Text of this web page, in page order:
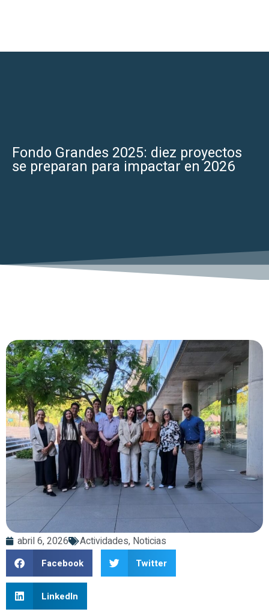
Fondo Grandes 2025: diez proyectos
se preparan para impactar en 2026
abril 6, 2026 Actividades, Noticias
Facebook Twitter
LinkedIn